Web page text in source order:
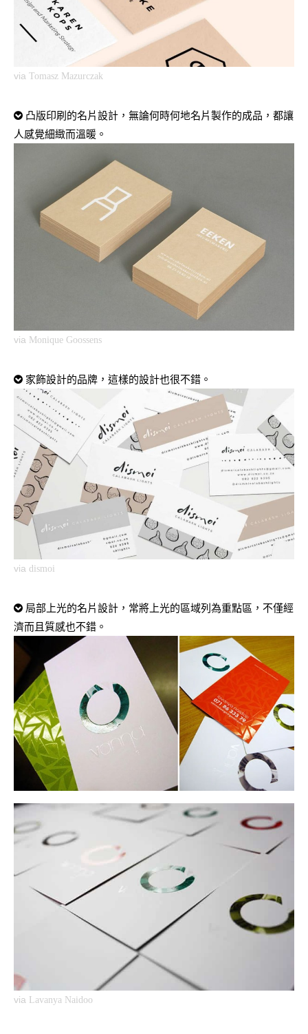
viaTomasz Mazurczak
凸版印刷的名片設計，無論何時何地名片製作的成品，都讓
人感覺細緻而溫暖。
via Monique Goossens
家飾設計的品牌，這樣的設計也很不錯。
viadismoi
局部上光的名片設計，常將上光的區域列為重點區，不僅經
濟而且質感也不錯。
via Lavanya Naidoo